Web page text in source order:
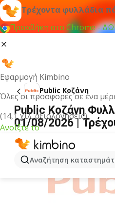
Τρέχοντα φυλλάδια
Προσθήκη στο Chrome -
Εφαρμογή Kimbino
Όλες οι προσφορές σε ένα
(14,1 χιλ. αξιολογήσεις)
Ανοίξτε το
Αναζήτηση
Public Κοζάνη
Public Κοζάνη
01/08/2026 |